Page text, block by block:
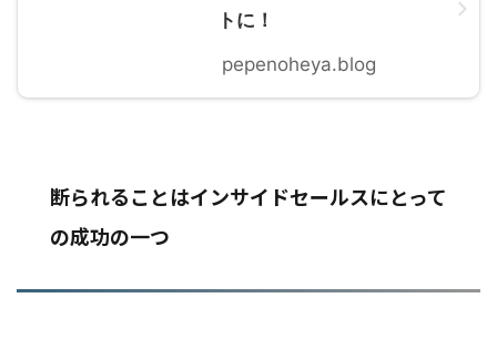
トに！
pepenoheya.blog
断られることはインサイドセールスにとって
の成功の一つ